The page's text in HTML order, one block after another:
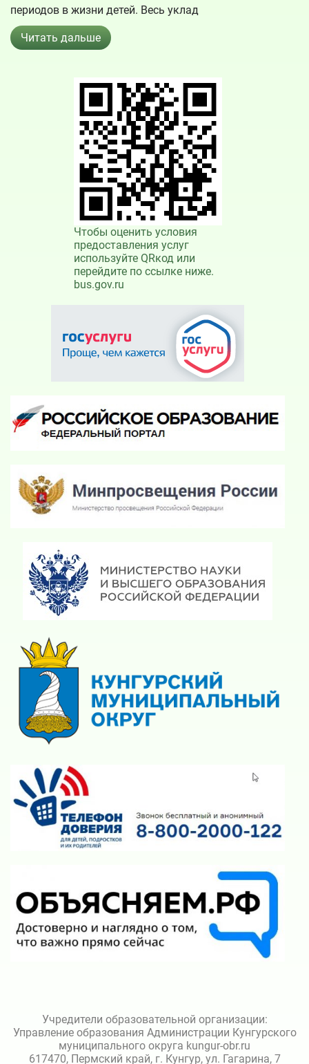
периодов в жизни детей. Весь уклад
Читать дальше
Чтобы оценить условия
предоставления услуг
используйте QRкод или
перейдите по ссылке ниже.
bus.gov.ru
Учредители образовательной организации:
Управление образования Администрации Кунгурского
муниципального округа kungur-obr.ru
617470, Пермский край, г. Кунгур, ул. Гагарина, 7